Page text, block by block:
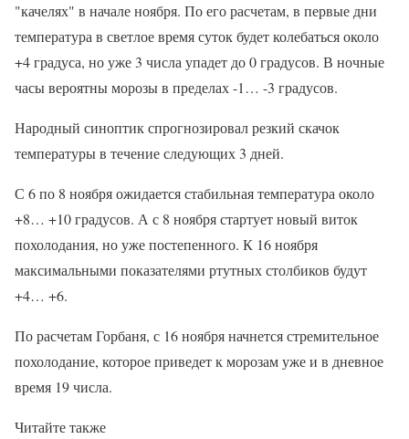
"качелях" в начале ноября. По его расчетам, в первые дни
температура в светлое время суток будет колебаться около
+4 градуса, но уже 3 числа упадет до 0 градусов. В ночные
часы вероятны морозы в пределах -1… -3 градусов.
Народный синоптик спрогнозировал резкий скачок
температуры в течение следующих 3 дней.
С 6 по 8 ноября ожидается стабильная температура около
+8… +10 градусов. А с 8 ноября стартует новый виток
похолодания, но уже постепенного. К 16 ноября
максимальными показателями ртутных столбиков будут
+4… +6.
По расчетам Горбаня, с 16 ноября начнется стремительное
похолодание, которое приведет к морозам уже и в дневное
время 19 числа.
Читайте также